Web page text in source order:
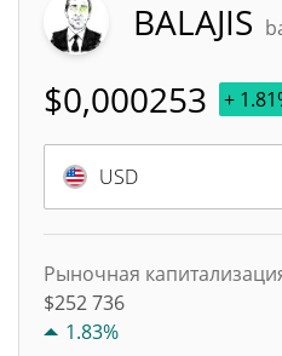
BALAJIS
$0,000253 +
USD
Рыночная
$252 736
1.83%